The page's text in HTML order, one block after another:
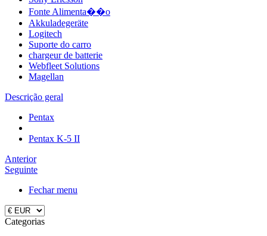
Fonte Alimenta��o
Akkuladegeräte
Logitech
Suporte do carro
chargeur de batterie
Webfleet Solutions
Magellan
Descrição geral
Pentax
Pentax K-5 II
Anterior
Seguinte
Fechar menu
Categorias